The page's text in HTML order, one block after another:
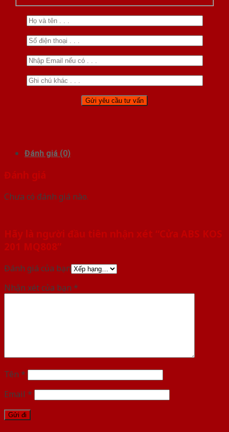
Đánh giá (0)
Đánh giá
Chưa có đánh giá nào.
Hãy là người đầu tiên nhận xét “Cửa ABS KOS
201 MQ808”
Đánh giá của bạn
Nhận xét của bạn *
Tên *
Email *